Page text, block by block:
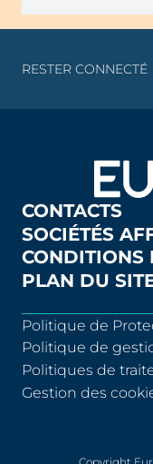
RESTER CONNECTÉ
CONTACTS
SOCIÉTÉS
CONDITIONS
PLAN DU
Politique de
Politique de
Politiques de
Gestion des